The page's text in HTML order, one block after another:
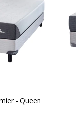
SIDE,
y 60cm
sommier.
- Queen